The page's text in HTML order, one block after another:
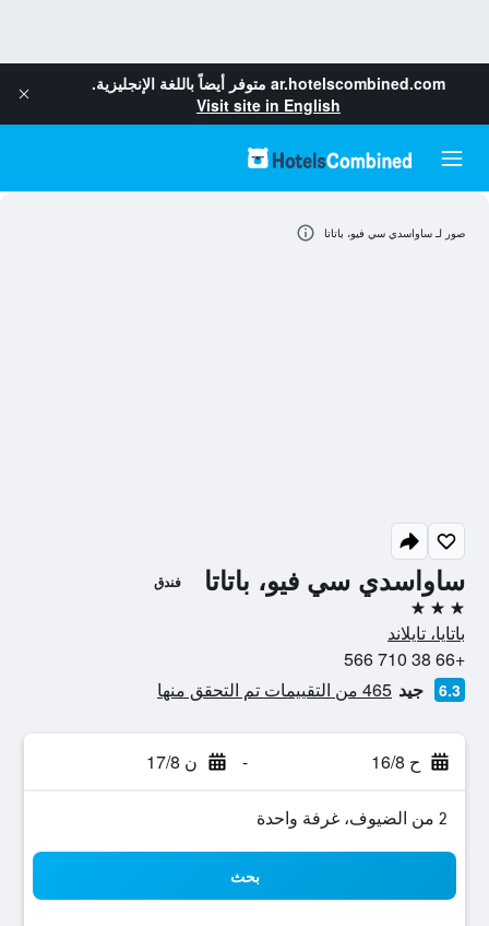
ar.hotelscombined.com متوفر أيضاً باللغة الإنجليزية.
Visit site in English
ساواسدي سي فيو، باتاتا فندق
3 نجوم
باتايا، تايلاند
+66 38 710 566
6.3 جيد 465 من التقييمات تم التحقق منها
ح 16/8 - ن 17/8
2 من الضيوف، غرفة واحدة
بحث
صور لـ ساواسدي سي فيو، باتاتا